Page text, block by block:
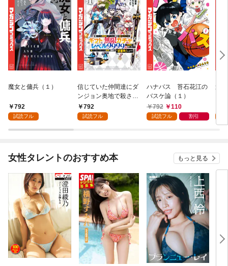
魔女と傭兵（１）
792
試読フル
信じていた仲間達にダ
ンジョン奥地で殺され
かけたがギフト『無限
ガチャ』でレベル９９
『ざまぁ！』します！
（１）
792
試読フル
ハナバス 苔石花江の
バスケ論（１）
792
110
試読フル 割引
追
強
～
（
女性タレントのおすすめ本 もっと見る